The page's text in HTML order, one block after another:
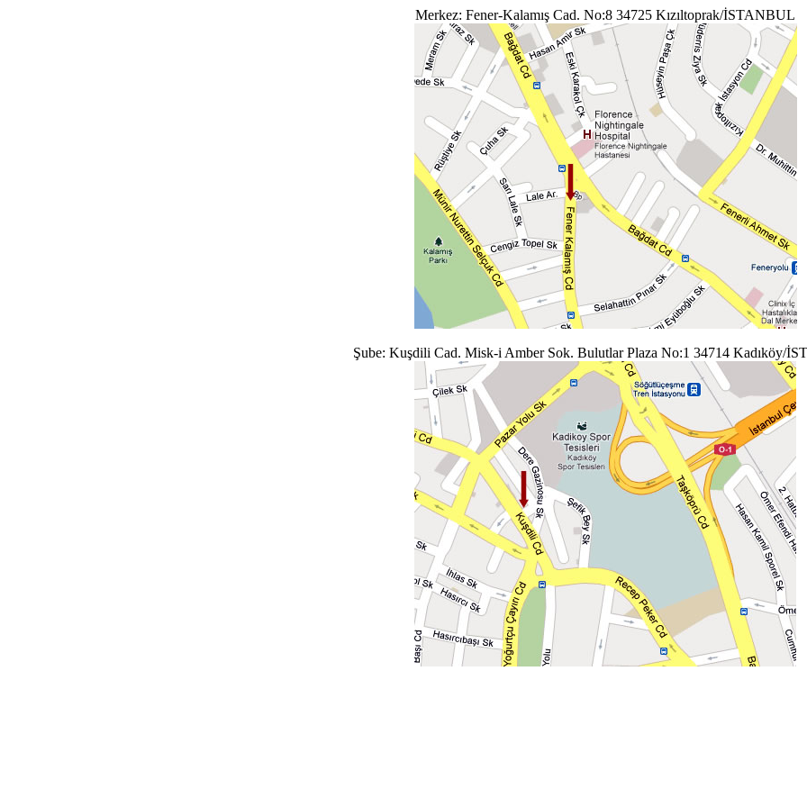
Merkez: Fener-Kalamış Cad. No:8 34725 Kızıltoprak/İSTANBUL
Şube: Kuşdili Cad. Misk-i Amber Sok. Bulutlar Plaza No:1 34714 Kadıköy/